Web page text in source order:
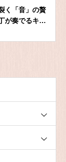
く「音」の贅
が奏でるキ…